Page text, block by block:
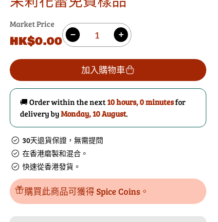
Market Price
原
價
HK$0.00
數
量 減
莉
花
蕾
免
費
樣
品
的
數
量
增
茉
莉
花
蕾
免
費
量
加入購物車
🚚 Order within the next10 hours, 0 minutesfor
delivery byMonday, 10 August.
30天退貨保證，無需提問
在香港磨製和混合。
快速從香港發貨。
購買此商品可獲得 Spice Coins。